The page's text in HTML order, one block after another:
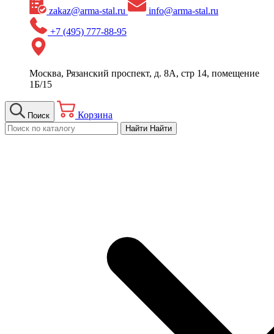
zakaz@arma-stal.ru
info@arma-stal.ru
+7 (495) 777-88-95
Москва, Рязанский проспект, д. 8А, стр 14, помещение
1Б/15
Поиск Корзина
Найти Найти